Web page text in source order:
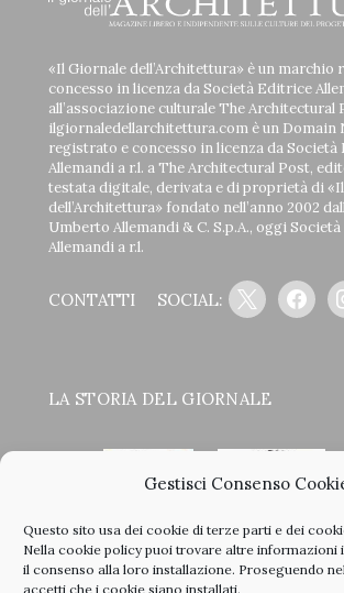
Gestisci Consenso
Questo sito usa dei cookie di terze parti e dei
Nella cookie policypuoi trovare altre informazioni
il consenso alla loro installazione. Proseguendo
accetti che i cookie siano installati.
«Il Giornale dell’Architettura» è un marchio
concesso in licenza da Società Editrice
all’associazione culturale The Architectural
ilgiornaledellarchitettura.com è un Domain
registrato e concesso in licenza da
Allemandi a r.l. a The Architectural Post,
testata digitale, derivata e di proprietà di
dell’Architettura» fondato nell’anno 2002
Umberto Allemandi & C. S.p.A., oggi
Allemandi a r.l.
CONTATTI SOCIAL:
x facebook
LA STORIA DEL GIORNALE
<